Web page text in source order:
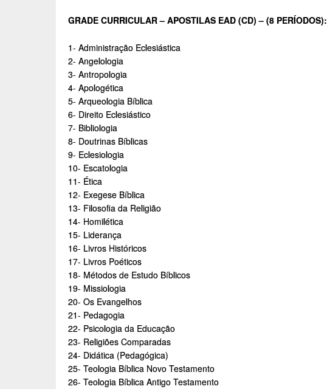
GRADE CURRICULAR – APOSTILAS EAD (CD) – (8 PERÍODOS):
1- Administração Eclesiástica
2- Angelologia
3- Antropologia
4- Apologética
5- Arqueologia Bíblica
6- Direito Eclesiástico
7- Bibliologia
8- Doutrinas Bíblicas
9- Eclesiologia
10- Escatologia
11- Ética
12- Exegese Bíblica
13- Filosofia da Religião
14- Homilética
15- Liderança
16- Livros Históricos
17- Livros Poéticos
18- Métodos de Estudo Bíblicos
19- Missiologia
20- Os Evangelhos
21- Pedagogia
22- Psicologia da Educação
23- Religiões Comparadas
24- Didática (Pedagógica)
25- Teologia Bíblica Novo Testamento
26- Teologia Bíblica Antigo Testamento